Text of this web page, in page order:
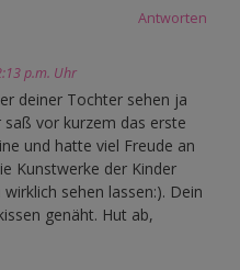
Antworten
p.m. Uhr
deiner Tochter sehen ja
vor kurzem das erste
und hatte viel Freude an
Kunstwerke der Kinder
sehen lassen:). Dein
genäht. Hut ab,